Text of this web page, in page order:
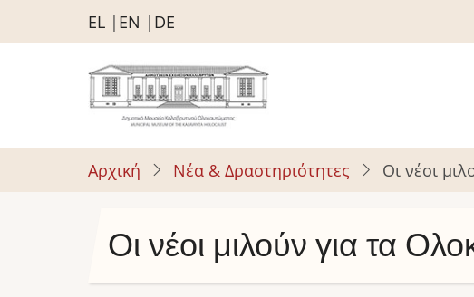
Παράκαμψη
προς
περιεχόμενο
EL EN DE
Αρχική Νέα & Δραστηριότητες Οι νέοι
Οι νέοι μιλούν για τα